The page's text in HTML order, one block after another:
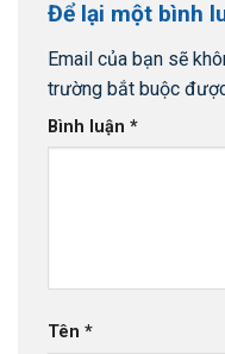
Để lại một bình
Email của bạn sẽ
trường bắt buộc
Bình luận *
Tên *